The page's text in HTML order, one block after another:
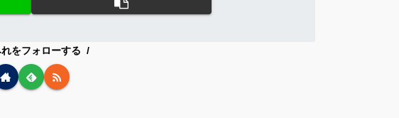
をフォローする